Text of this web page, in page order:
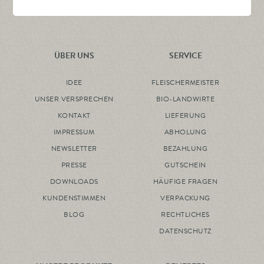
ÜBER UNS
IDEE
UNSER VERSPRECHEN
KONTAKT
IMPRESSUM
NEWSLETTER
PRESSE
DOWNLOADS
KUNDENSTIMMEN
BLOG
SERVICE
FLEISCHERMEISTER
BIO-LANDWIRTE
LIEFERUNG
ABHOLUNG
BEZAHLUNG
GUTSCHEIN
HÄUFIGE FRAGEN
VERPACKUNG
RECHTLICHES
DATENSCHUTZ